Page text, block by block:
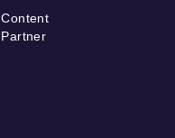
Content
Partner